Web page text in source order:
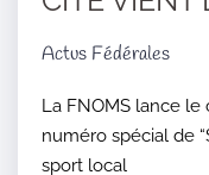
Actus Fédérales
La FNOMS lance le
numéro spécial de
sport local